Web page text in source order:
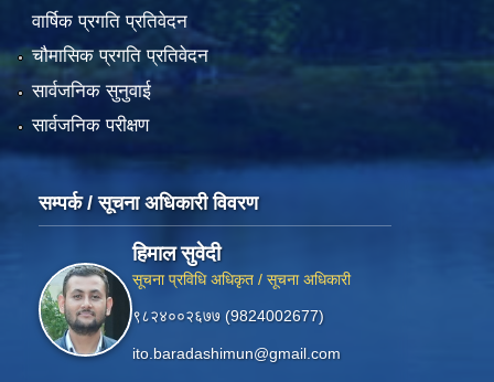
वार्षिक प्रगति प्रतिवेदन
चौमासिक प्रगति प्रतिवेदन
सार्वजनिक सुनुवाई
सार्वजनिक परीक्षण
सम्पर्क / सूचना अधिकारी विवरण
हिमाल सुवेदी
सूचना प्रविधि अधिकृत / सूचना अधिकारी
९८२४००२६७७ (9824002677)
ito.baradashimun@gmail.com